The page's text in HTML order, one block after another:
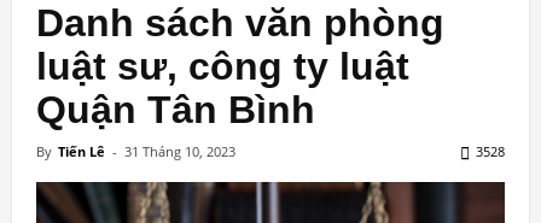
Danh sách văn phòng
luật sư, công ty luật
Quận Tân Bình
By Tiến Lê - 31 Tháng 10, 2023 3528